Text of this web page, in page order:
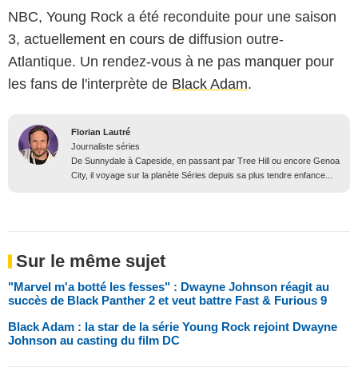
NBC, Young Rock a été reconduite pour une saison
3, actuellement en cours de diffusion outre-
Atlantique. Un rendez-vous à ne pas manquer pour
les fans de l'interprète de Black Adam.
Florian Lautré
Journaliste séries
De Sunnydale à Capeside, en passant par Tree Hill ou encore Genoa
City, il voyage sur la planète Séries depuis sa plus tendre enfance...
Sur le même sujet
"Marvel m'a botté les fesses" : Dwayne Johnson réagit au
succès de Black Panther 2 et veut battre Fast & Furious 9
Black Adam : la star de la série Young Rock rejoint Dwayne
Johnson au casting du film DC